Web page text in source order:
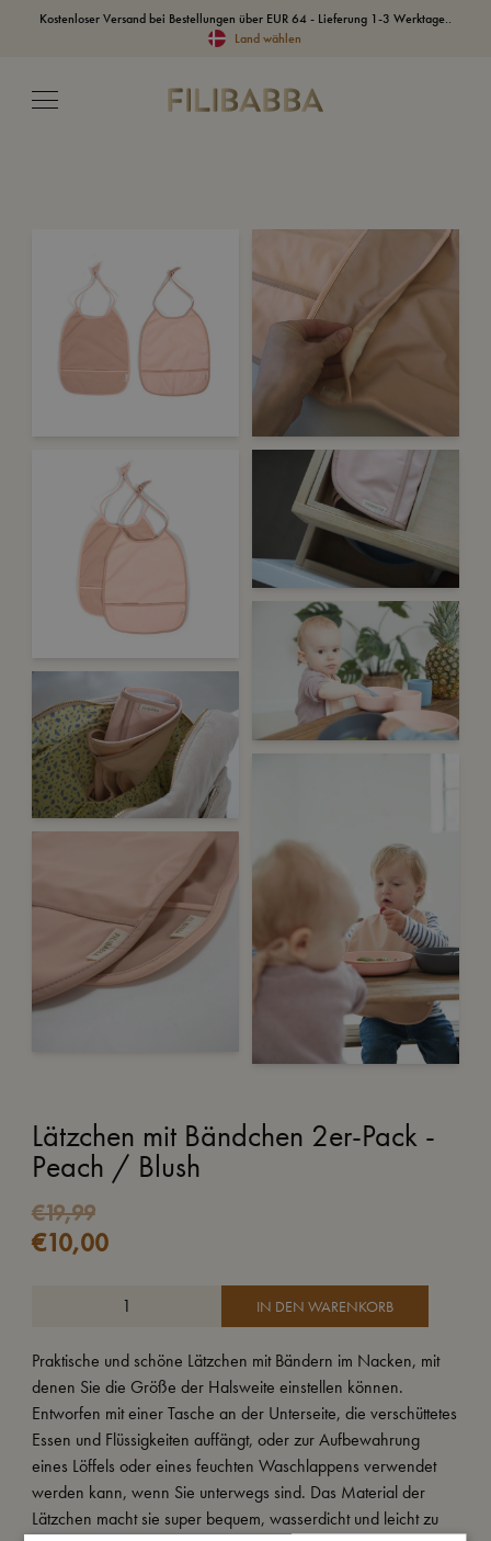
Kostenloser Versand bei Bestellungen über EUR 64 - Lieferung 1-3 Werktage..
Land wählen
Lätzchen mit Bändchen 2er-Pack -
Peach / Blush
€19,99
€10,00
IN DEN WARENKORB
Praktische und schöne Lätzchen mit Bändern im Nacken, mit
denen Sie die Größe der Halsweite einstellen können.
Entworfen mit einer Tasche an der Unterseite, die verschüttetes
Essen und Flüssigkeiten auffängt, oder zur Aufbewahrung
eines Löffels oder eines feuchten Waschlappens verwendet
werden kann, wenn Sie unterwegs sind. Das Material der
Lätzchen macht sie super bequem, wasserdicht und leicht zu